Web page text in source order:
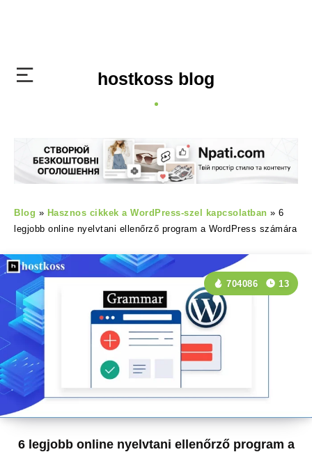
hostkoss blog
Blog » Hasznos cikkek a WordPress-szel kapcsolatban » 6
legjobb online nyelvtani ellenőrző program a WordPress számára
6 legjobb online nyelvtani ellenőrző program a
704086 13